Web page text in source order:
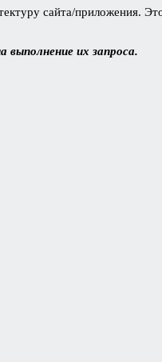
сайта/приложения.
их запроса.